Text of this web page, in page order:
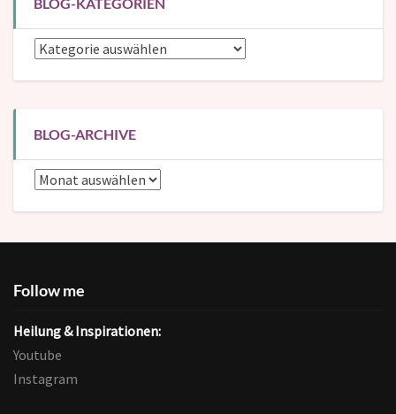
BLOG-KATEGORIEN
Blog-
BLOG-ARCHIVE
Blog-
Follow me
Heilung & Inspirationen:
Youtube
Instagram